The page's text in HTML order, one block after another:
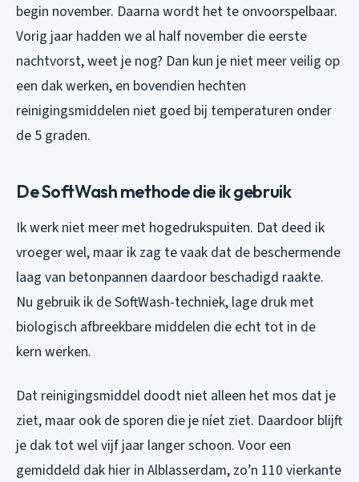
begin november. Daarna wordt het te onvoorspelbaar.
Vorig jaar hadden we al half november die eerste
nachtvorst, weet je nog? Dan kun je niet meer veilig op
een dak werken, en bovendien hechten
reinigingsmiddelen niet goed bij temperaturen onder
de 5 graden.
De SoftWash methode die ik gebruik
Ik werk niet meer met hogedrukspuiten. Dat deed ik
vroeger wel, maar ik zag te vaak dat de beschermende
laag van betonpannen daardoor beschadigd raakte.
Nu gebruik ik de SoftWash-techniek, lage druk met
biologisch afbreekbare middelen die echt tot in de
kern werken.
Dat reinigingsmiddel doodt niet alleen het mos dat je
ziet, maar ook de sporen die je níet ziet. Daardoor blijft
je dak tot wel vijf jaar langer schoon. Voor een
gemiddeld dak hier in Alblasserdam, zo’n 110 vierkante